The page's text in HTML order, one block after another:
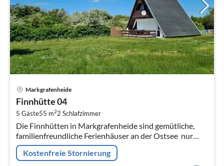
Markgrafenheide
Finnhütte 04
5 Gäste55 m22 Schlafzimmer
Die Finnhütten in Markgrafenheide sind gemütliche,
familienfreundliche Ferienhäuser an der Ostsee  nur
wenige Meter hinter den Dünen und nur 2 Gehminuten
vom feinsandigen Strand...
Kostenfreie Stornierung